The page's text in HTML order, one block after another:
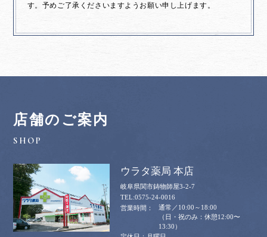
す。予めご了承くださいますようお願い申し上げます。
店舗のご案内
ウラタ薬局 本店
岐阜県関市鋳物師屋3-2-7
0575-24-0016
通常／10:00～18:00
（日・祝のみ：休憩12:00〜
13:30）